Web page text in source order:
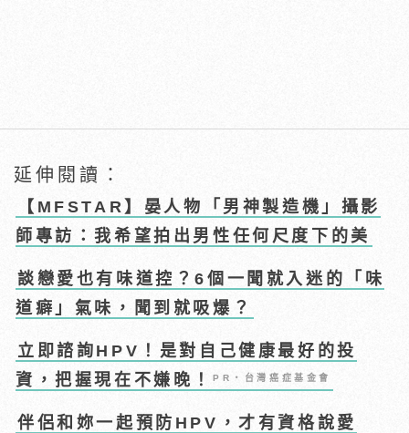
延伸閱讀：
【MFSTAR】晏人物「男神製造機」攝影
師專訪：我希望拍出男性任何尺度下的美
談戀愛也有味道控？6個一聞就入迷的「味
道癖」氣味，聞到就吸爆？
立即諮詢HPV！是對自己健康最好的投
資，把握現在不嫌晚！PR・台灣癌症基金會
伴侶和妳一起預防HPV，才有資格說愛